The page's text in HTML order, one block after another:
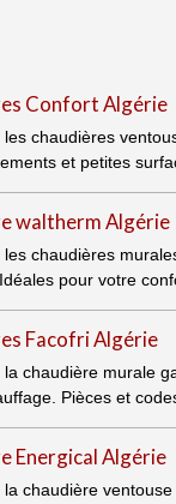
Confort Algérie
les chaudières
et petites
waltherm Algérie
les chaudières
pour votre
Facofri Algérie
la chaudière murale
Pièces et
Energical Algérie
la chaudière